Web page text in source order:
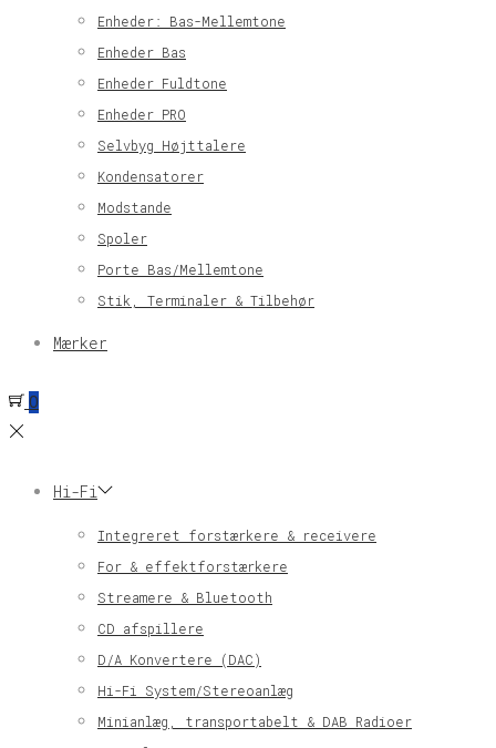
Enheder: Bas-Mellemtone
Enheder Bas
Enheder Fuldtone
Enheder PRO
Selvbyg Højttalere
Kondensatorer
Modstande
Spoler
Porte Bas/Mellemtone
Stik, Terminaler & Tilbehør
Mærker
0
Hi-Fi
Integreret forstærkere & receivere
For & effektforstærkere
Streamere & Bluetooth
CD afspillere
D/A Konvertere (DAC)
Hi-Fi System/Stereoanlæg
Minianlæg, transportabelt & DAB Radioer